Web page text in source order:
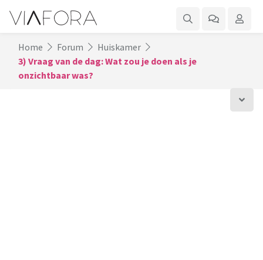
Home Forum
Huiskamer
3) Vraag van de dag: Wat zou je doen als je
onzichtbaar was?